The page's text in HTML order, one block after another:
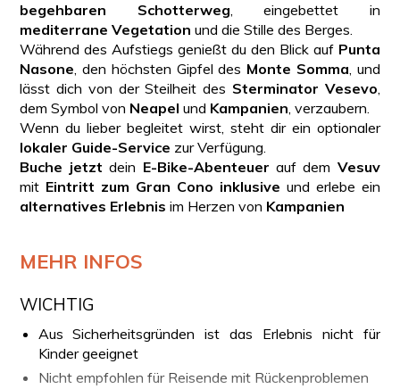
begehbaren Schotterweg , eingebettet in
mediterrane Vegetation und die Stille des Berges.
Während des Aufstiegs genießt du den Blick auf Punta
Nasone , den höchsten Gipfel des Monte Somma , und
lässt dich von der Steilheit des Sterminator Vesevo
dem Symbol von Neapel und Kampanien , verzaubern.
Wenn du lieber begleitet wirst, steht dir ein optionaler
lokaler Guide-Service zur Verfügung.
Buche jetzt dein E-Bike-Abenteuer auf dem Vesuv
mit Eintritt zum Gran Cono inklusive und erlebe ein
alternatives Erlebnis im Herzen von Kampanien
MEHR INFOS
WICHTIG
Aus Sicherheitsgründen ist das Erlebnis nicht für
Kinder geeignet
Nicht empfohlen für Reisende mit Rückenproblemen